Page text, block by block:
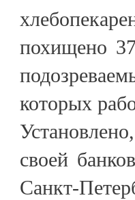
похищено
которых
своей
Санкт-